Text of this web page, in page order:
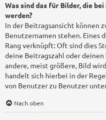
Was sind das für Bilder, die
werden?
In der Beitragsansicht können
Benutzernamen stehen. Eines
Rang verknüpft: Oft sind dies
deine Beitragszahl oder deinen
andere, meist größere, Bild
handelt sich hierbei in der
von Benutzer zu Benutzer
Nach oben